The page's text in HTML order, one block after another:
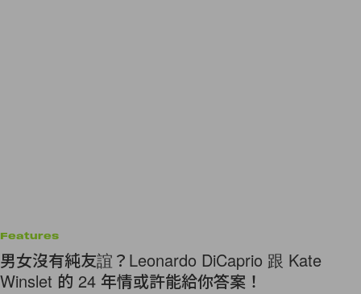
Features
男女沒有純友誼？Leonardo DiCaprio 跟 Kate
Winslet 的 24 年情或許能給你答案！